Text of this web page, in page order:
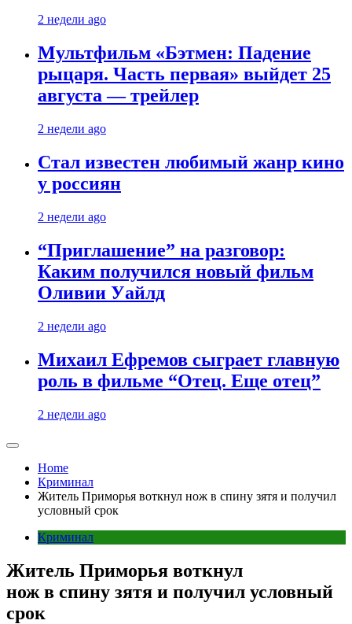
2 недели ago
Мультфильм «Бэтмен: Падение
рыцаря. Часть первая» выйдет 25
августа — трейлер
2 недели ago
Стал известен любимый жанр кино
у россиян
2 недели ago
“Приглашение” на разговор:
Каким получился новый фильм
Оливии Уайлд
2 недели ago
Михаил Ефремов сыграет главную
роль в фильме “Отец. Еще отец”
2 недели ago
Home
Криминал
Житель Приморья воткнул нож в спину зятя и получил
условный срок
Криминал
Житель Приморья воткнул
нож в спину зятя и получил условный
срок